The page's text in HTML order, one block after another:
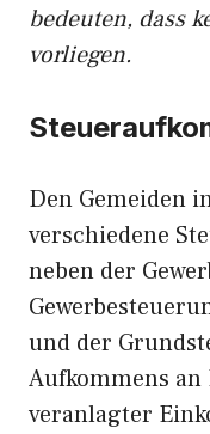
bedeuten, dass
vorliegen.
Den Gemeiden
verschiedene
neben der
und der
Aufkommens
veranlagter